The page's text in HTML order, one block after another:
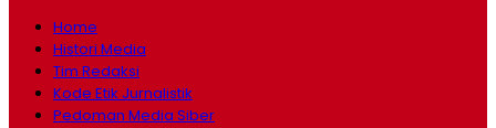
Home
Histori Media
Tim Redaksi
Kode Etik Jurnalistik
Pedoman Media Siber